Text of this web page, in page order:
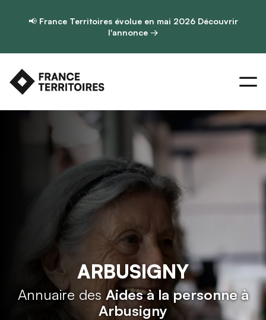
📢 France Territoires évolue en mai 2026 Découvrir
l'annonce →
ARBUSIGNY
Annuaire des Aides à la personne à
Arbusigny